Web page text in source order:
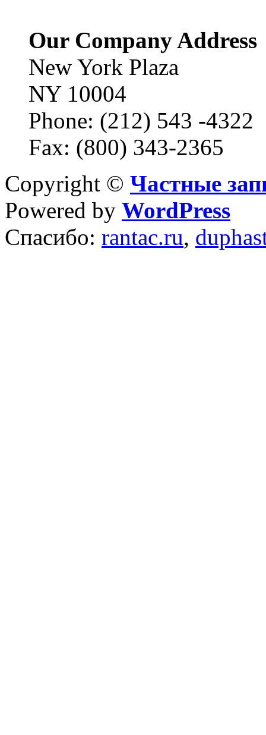
Our Company Address
New York Plaza
NY 10004
Phone: (212) 543 -4322
Fax: (800) 343-2365
Copyright © Частные
Powered by WordPress
Спасибо: rantac.ru,